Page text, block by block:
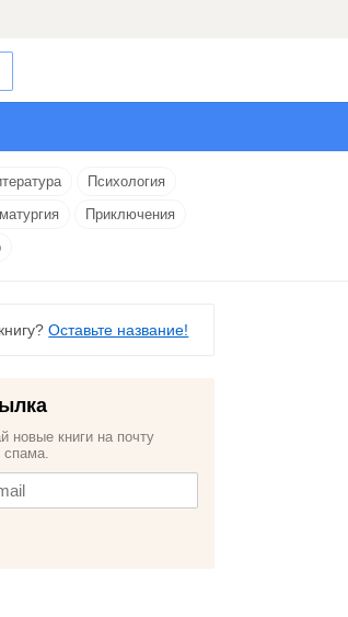
Психология
Приключения
Оставьте название!
новые книги на почту